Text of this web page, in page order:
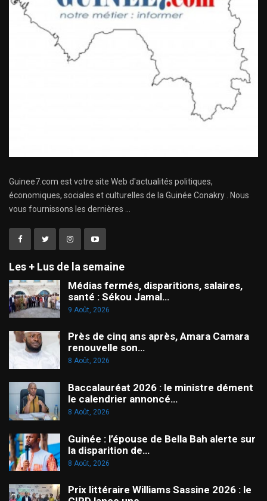
Guinee7.com est votre site Web d'actualités politiques,
économiques, sociales et culturelles de la Guinée Conakry . Nous
vous fournissons les dernières ...
Les + Lus de la semaine
Médias fermés, disparitions, salaires,
santé : Sékou Jamal…
9 Août, 2026
Près de cinq ans après, Amara Camara
renouvelle son…
8 Août, 2026
Baccalauréat 2026 : le ministre dément
le calendrier annoncé…
8 Août, 2026
Guinée : l’épouse de Bella Bah alerte sur
la disparition de…
8 Août, 2026
Prix littéraire Williams Sassine 2026 : le